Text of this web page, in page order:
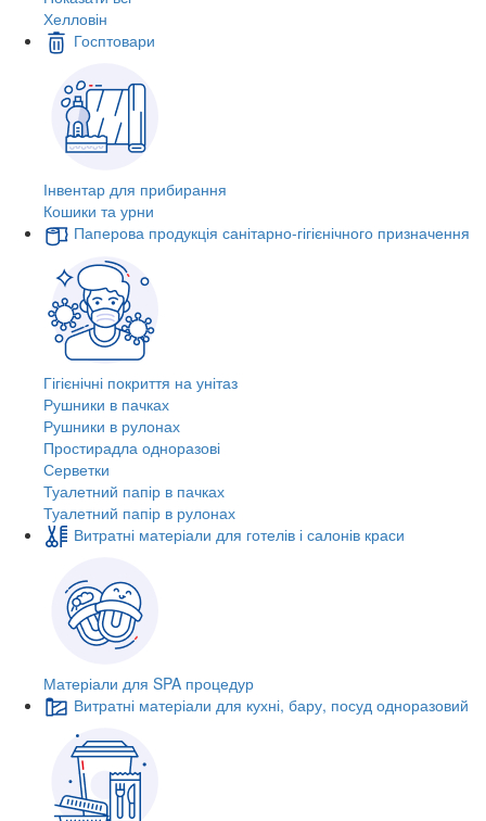
Хелловін
Госптовари
Інвентар для прибирання
Кошики та урни
Паперова продукція санітарно-гігієнічного призначення
Гігієнічні покриття на унітаз
Рушники в пачках
Рушники в рулонах
Простирадла одноразові
Серветки
Туалетний папір в пачках
Туалетний папір в рулонах
Витратні матеріали для готелів і салонів краси
Матеріали для SPA процедур
Витратні матеріали для кухні, бару, посуд одноразовий